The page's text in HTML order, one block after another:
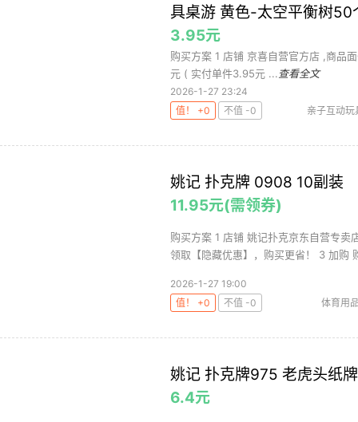
具桌游 黄色-太空平衡树50
3.95元
购买方案 1 店铺 京喜自营官方店 ,商品
元 ( 实付单件3.95元 ... 查看全文
2026-1-27 23:24
值！ +0
不值 -0 亲子互动玩
姚记 扑克牌 0908 10副装
11.95元(需领券)
购买方案 1 店铺 姚记扑克京东自营专
领取【隐藏优惠】，购买更省！ 3 加购
2026-1-27 19:00
值！ +0
不值 -0 体育用
姚记 扑克牌975 老虎头纸
6.4元